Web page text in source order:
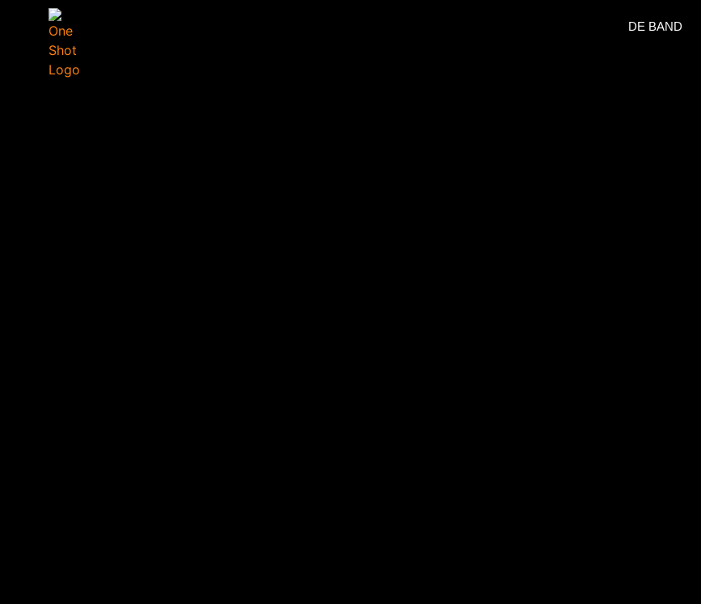
DE BAND